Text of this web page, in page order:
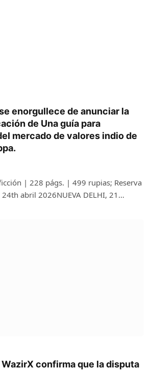
enorgullece de anunciar la
de Una guía para
mercado de valores indio de
| 228 págs. | 499 rupias; Reserva
abril 2026NUEVA DELHI, 21…
confirma que la disputa